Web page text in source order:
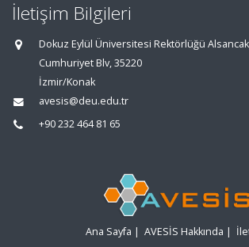
İletişim Bilgileri
Dokuz Eylül Üniversitesi Rektörlüğü
Cumhuriyet Blv, 35220
İzmir/Konak
avesis@deu.edu.tr
+90 232 464 81 65
Ana Sayfa | AVESİS Hakkında |